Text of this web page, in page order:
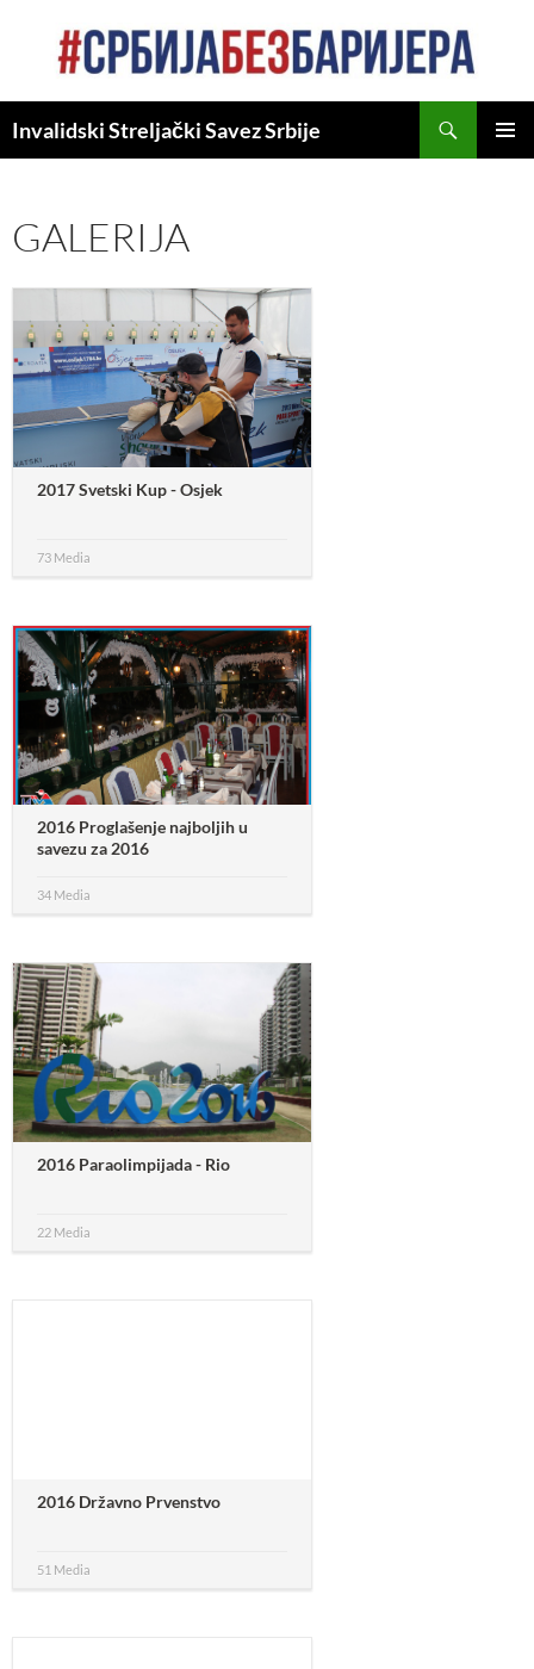
content
Invalidski Streljački Savez Srbije
GALERIJA
2017 Svetski Kup - Osjek
73 Media
2016 Proglašenje najboljih u
savezu za 2016
34 Media
2016 Paraolimpijada - Rio
22 Media
2016 Državno Prvenstvo
51 Media